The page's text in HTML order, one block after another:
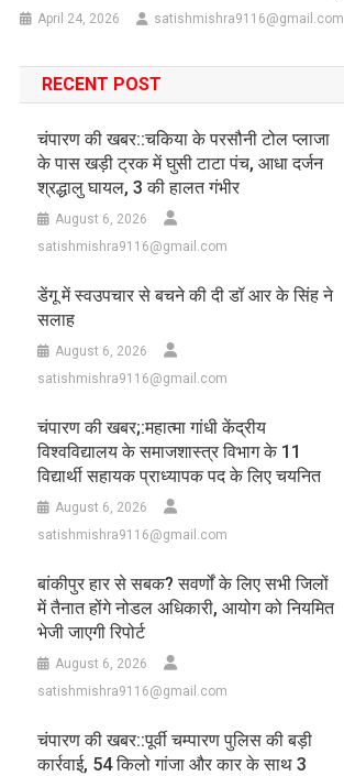
April 24, 2026 satishmishra9116@gmail.com
RECENT POST
चंपारण की खबर::चकिया के परसौनी टोल प्लाजा
के पास खड़ी ट्रक में घुसी टाटा पंच, आधा दर्जन
श्रद्धालु घायल, 3 की हालत गंभीर
August 6, 2026
satishmishra9116@gmail.com
डेंगू में स्वउपचार से बचने की दी डॉ आर के सिंह ने
सलाह
August 6, 2026
satishmishra9116@gmail.com
चंपारण की खबर;:महात्मा गांधी केंद्रीय
विश्वविद्यालय के समाजशास्त्र विभाग के 11
विद्यार्थी सहायक प्राध्यापक पद के लिए चयनित
August 6, 2026
satishmishra9116@gmail.com
बांकीपुर हार से सबक? सवर्णों के लिए सभी जिलों
में तैनात होंगे नोडल अधिकारी, आयोग को नियमित
भेजी जाएगी रिपोर्ट
August 6, 2026
satishmishra9116@gmail.com
चंपारण की खबर::पूर्वी चम्पारण पुलिस की बड़ी
कार्रवाई, 54 किलो गांजा और कार के साथ 3